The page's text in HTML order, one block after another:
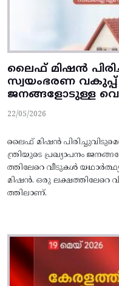
ലൈഫ്‌ മിഷന്‍
സ്വയംഭരണ വകുപ്പ്‌
ജനങ്ങളോടുള്ള
22/05/2026
ലൈഫ്‌ മിഷന്‍
ന്ത്രിയുടെ പ്രഖ്യാപനം
ത്തിലേറെ വീടുകള്‍
മിഷന്‍. ഒരു ലക്ഷത്തിലേറെ
ത്തിലാണ്‌.